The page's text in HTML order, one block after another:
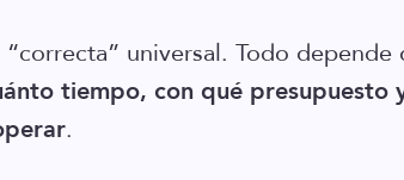
universal. Todo depende
tiempo, con qué presupuesto
.